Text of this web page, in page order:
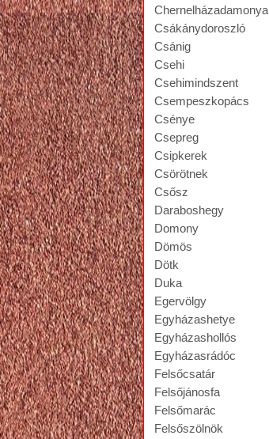
Chernelházadamonya
Csákánydoroszló
Csánig
Csehi
Csehimindszent
Csempeszkopács
Csénye
Csepreg
Csipkerek
Csörötnek
Csősz
Daraboshegy
Domony
Dömös
Dötk
Duka
Egervölgy
Egyházashetye
Egyházashollós
Egyházasrádóc
Felsőcsatár
Felsőjánosfa
Felsőmarác
Felsőszölnök